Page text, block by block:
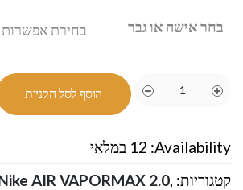
בחר אישה או גבר
הוסף לסל הקניות
Availability: 12 במלאי
קטגוריות: AIR VAPORMAX 2.0,